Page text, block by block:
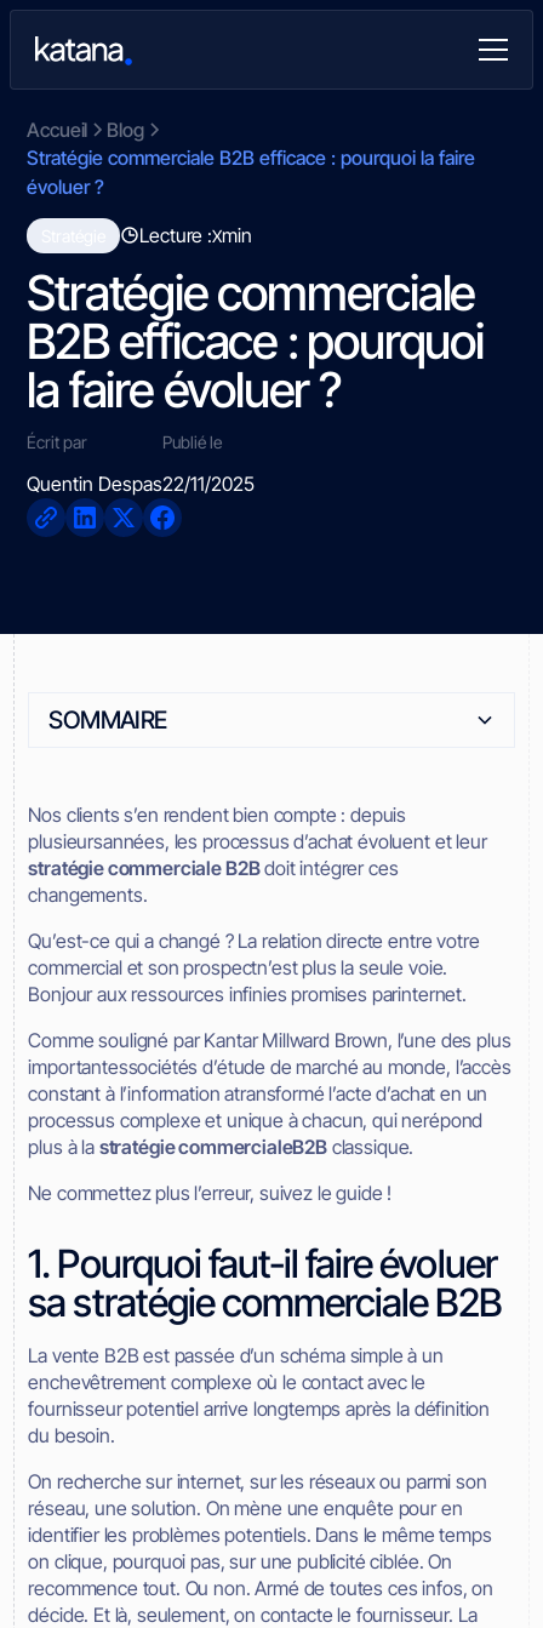
Accueil
Blog
Stratégie commerciale B2B efficace : pourquoi la faire
évoluer ?
Lecture :Xmin
Stratégie commerciale
B2B efficace : pourquoi
la faire évoluer ?
Écrit par
Quentin Despas
Publié le
22/11/2025
SOMMAIRE
Nos clients s’en rendent bien compte : depuis
plusieursannées, les processus d’achat évoluent et leur
stratégie commerciale B2Bdoit intégrer ces
changements.
Qu’est-ce qui a changé ? La relation directe entre votre
commercial et son prospectn’est plus la seule voie.
Bonjour aux ressources infinies promises parinternet.
Comme souligné par Kantar Millward Brown, l’une des plus
importantessociétés d’étude de marché au monde, l’accès
constant à l’information atransformé l’acte d’achat en un
processus complexe et unique à chacun, qui nerépond
plus à la stratégie commercialeB2Bclassique.
Ne commettez plus l’erreur, suivez le guide !
1. Pourquoi faut-il faire évoluer
sa stratégie commerciale B2B
La vente B2B est passée d’un schéma simple à un
enchevêtrement complexe où le contact avec le
fournisseur potentiel arrive longtemps après la définition
du besoin.
On recherche sur internet, sur les réseaux ou parmi son
réseau, une solution. On mène une enquête pour en
identifier les problèmes potentiels. Dans le même temps
on clique, pourquoi pas, sur une publicité ciblée. On
recommence tout. Ou non. Armé de toutes ces infos, on
décide. Et là, seulement, on contacte le fournisseur. La